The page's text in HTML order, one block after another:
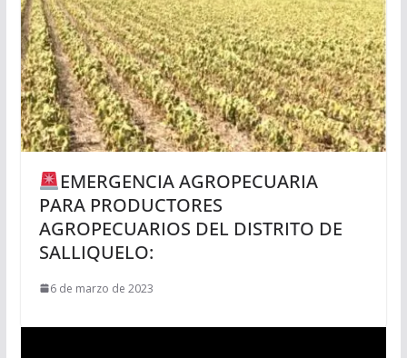
EMERGENCIA AGROPECUARIA
PARA PRODUCTORES
AGROPECUARIOS DEL DISTRITO DE
SALLIQUELO:
6 de marzo de 2023